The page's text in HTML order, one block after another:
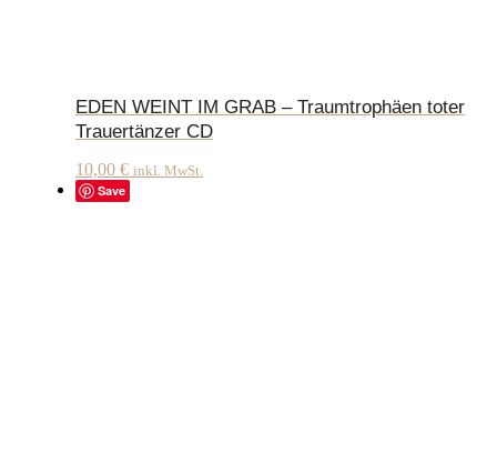
EDEN WEINT IM GRAB – Traumtrophäen toter
Trauertänzer CD
10,00 € inkl. MwSt.
Save